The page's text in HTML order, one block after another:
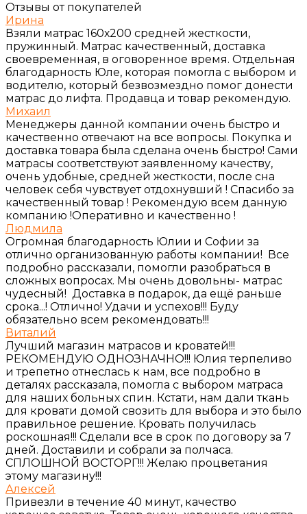
Отзывы от покупателей
Ирина
Взяли матрас 160х200 средней жесткости,
пружинный. Матрас качественный, доставка
своевременная, в оговоренное время. Отдельная
благодарность Юле, которая помогла с выбором и
водителю, который безвозмездно помог донести
матрас до лифта. Продавца и товар рекомендую.
Михаил
Менеджеры данной компании очень быстро и
качественно отвечают на все вопросы. Покупка и
доставка товара была сделана очень быстро! Сами
матрасы соответствуют заявленному качеству,
очень удобные, средней жесткости, после сна
человек себя чувствует отдохнувший ! Спасибо за
качественный товар ! Рекомендую всем данную
компанию !Оперативно и качественно !
Людмила
Огромная благодарность Юлии и Софии за
отлично организованную работы компании! Все
подробно рассказали, помогли разобраться в
сложных вопросах. Мы очень довольны- матрас
чудесный! Доставка в подарок, да ещё раньше
срока...! Отлично! Удачи и успехов!!! Буду
обязательно всем рекомендовать!!!
Виталий
Лучший магазин матрасов и кроватей!!!
РЕКОМЕНДУЮ ОДНОЗНАЧНО!!! Юлия терпеливо
и трепетно отнеслась к нам, все подробно в
деталях рассказала, помогла с выбором матраса
для наших больных спин. Кстати, нам дали ткань
для кровати домой свозить для выбора и это было
правильное решение. Кровать получилась
роскошная!!! Сделали все в срок по договору за 7
дней. Доставили и собрали за полчаса.
СПЛОШНОЙ ВОСТОРГ!!! Желаю процветания
этому магазину!!!
Алексей
Привезли в течение 40 минут, качество